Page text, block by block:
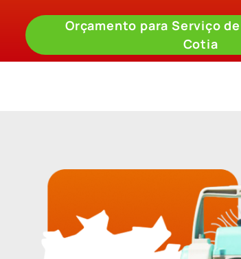
Orçamento para Serviço
Cotia